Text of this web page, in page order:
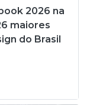
2026 na
maiores
do Brasil